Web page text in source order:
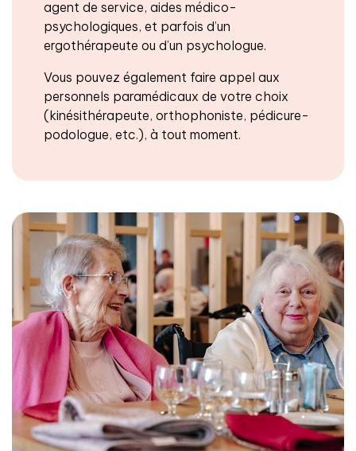
agent de service, aides médico-
psychologiques, et parfois d’un
ergothérapeute ou d’un psychologue.
Vous pouvez également faire appel aux
personnels paramédicaux de votre choix
(kinésithérapeute, orthophoniste, pédicure-
podologue, etc.), à tout moment.